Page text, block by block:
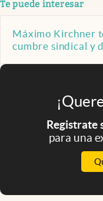
Te puede interesar
Máximo Kirchner
cumbre sindical y
Registrate
para una